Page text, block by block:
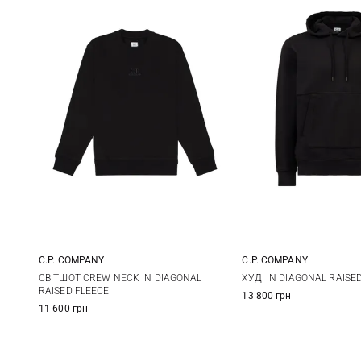
S M L
XXL
C.P. COMPANY
СВІТШОТ CREW NECK IN DIAGONAL
RAISED FLEECE
11 600 грн
S M
C.P. COMPANY
ХУДІ IN DIAGONAL
13 800 грн